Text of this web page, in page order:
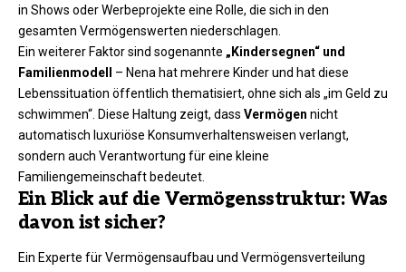
in Shows oder Werbeprojekte eine Rolle, die sich in den
gesamten Vermögenswerten niederschlagen.
Ein weiterer Faktor sind sogenannte „Kindersegnen“ und
Familienmodell
– Nena hat mehrere Kinder und hat diese
Lebenssituation öffentlich thematisiert, ohne sich als „im Geld zu
schwimmen“. Diese Haltung zeigt, dass Vermögen nicht
automatisch luxuriöse Konsumverhaltensweisen verlangt,
sondern auch Verantwortung für eine kleine
Familiengemeinschaft bedeutet.
Ein Blick auf die Vermögensstruktur: Was
davon ist sicher?
Ein Experte für Vermögensaufbau und Vermögensverteilung